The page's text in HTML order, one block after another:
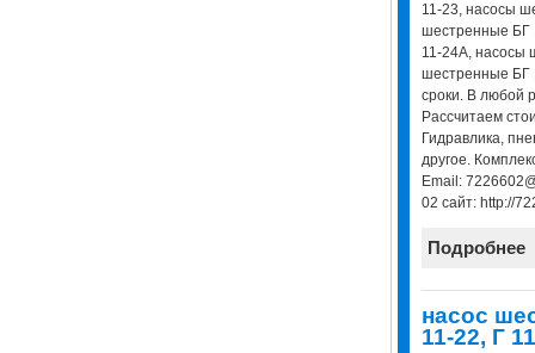
11-23, насосы
шестренные БГ
11-24А, насосы
шестренные БГ
сроки. В любой
Рассчитаем
Гидравлика,
другое.
Email:
02 сайт: http://
Подробнее
насос
11-22, Г